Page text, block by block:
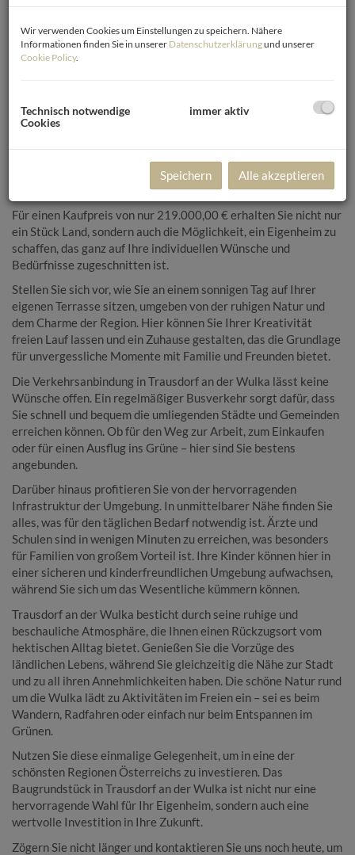
Beschreibung
Willkommen in Ihrem zukünftigen Zuhause in der idyllischen
Gemeinde Trausdorf an der Wulka im malerischen
Burgenland!
bietet Ihnen die perfekte Gelegenheit, Ihren Wohntraum zu
Für einen Kaufpreis von nur 219.000,00 € erhalten Sie nicht nur
ein Stück Land, sondern auch die Möglichkeit, ein Eigenheim zu
schaffen, das ganz auf Ihre individuellen Wünsche und
Bedürfnisse zugeschnitten ist.
Stellen Sie sich vor, wie Sie an einem sonnigen Tag auf Ihrer
eigenen Terrasse sitzen, umgeben von der ruhigen Natur und
dem Charme der Region. Hier können Sie Ihrer Kreativität
freien Lauf lassen und ein Zuhause gestalten, das die Grundlage
für unvergessliche Momente mit Familie und Freunden bietet.
Die Verkehrsanbindung in Trausdorf an der Wulka lässt keine
Wünsche offen. Ein regelmäßiger Busverkehr sorgt dafür, dass
Sie schnell und bequem die umliegenden Städte und Gemeinden
erreichen können. Ob für den Weg zur Arbeit, zum Einkaufen
oder für einen Ausflug ins Grüne – hier sind Sie bestens
angebunden.
Darüber hinaus profitieren Sie von der hervorragenden
Infrastruktur der Umgebung. In unmittelbarer Nähe finden Sie
alles, was für den täglichen Bedarf notwendig ist. Ärzte und
Schulen sind in wenigen Minuten zu erreichen, was besonders
für Familien von großem Vorteil ist. Ihre Kinder können hier in
einer sicheren und kinderfreundlichen Umgebung aufwachsen,
während Sie sich um das Wesentliche kümmern können.
Trausdorf an der Wulka besticht durch seine ruhige und
beschauliche Atmosphäre, die Ihnen einen Rückzugsort vom
hektischen Alltag bietet. Genießen Sie die Vorzüge des
ländlichen Lebens, während Sie gleichzeitig die Nähe zur Stadt
und zu all ihren Annehmlichkeiten haben. Die schöne Natur rund
um die Wulka lädt zu Aktivitäten im Freien ein – sei es beim
Wandern, Radfahren oder einfach nur beim Entspannen im
Grünen.
Nutzen Sie diese einmalige Gelegenheit, um in eine der
schönsten Regionen Österreichs zu investieren. Das
Baugrundstück in Trausdorf an der Wulka ist nicht nur eine
hervorragende Wahl für Ihr Eigenheim, sondern auch eine
wertvolle Investition in Ihre Zukunft.
Zögern Sie nicht länger und kontaktieren Sie uns noch heute, um
Wir verwenden Cookies um Einstellungen zu speichern. Nähere
Informationen finden Sie in unserer Datenschutzerklärungund unserer
Cookie Policy.
Technisch notwendige
Cookies
immer aktiv
Speichern Alle akzeptieren